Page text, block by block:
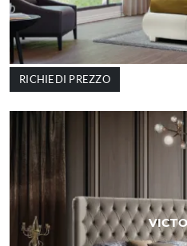
RICHIEDI PREZZO